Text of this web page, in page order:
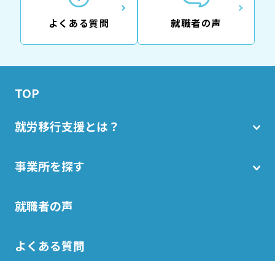
よくある質問 就職者の声
TOP
就労移行支援とは？
事業所を探す
就職者の声
よくある質問